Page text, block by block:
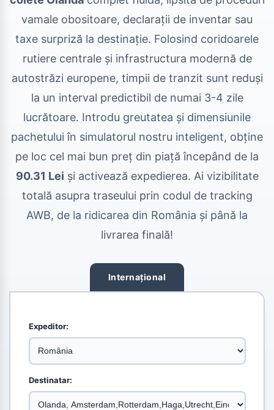
vamale obositoare, declarații de inventar sau
taxe surpriză la destinație. Folosind coridoarele
rutiere centrale și infrastructura modernă de
autostrăzi europene, timpii de tranzit sunt reduși
la un interval predictibil de numai 3-4 zile
lucrătoare. Introdu greutatea și dimensiunile
pachetului în simulatorul nostru inteligent, obține
pe loc cel mai bun preț din piață începând de la
90.31 Lei și activează expedierea. Ai vizibilitate
totală asupra traseului prin codul de tracking
AWB, de la ridicarea din România și până la
livrarea finală!
Internațional
Expeditor:
Destinatar: